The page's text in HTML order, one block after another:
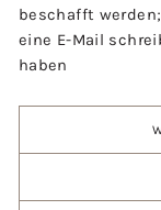
beschafft
eine E-Mail
haben